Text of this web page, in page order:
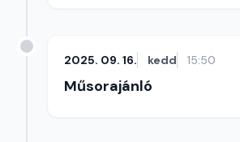
2025. 09. 16. kedd 15:50
Műsorajánló